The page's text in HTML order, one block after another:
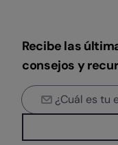
Recibe las
consejos y